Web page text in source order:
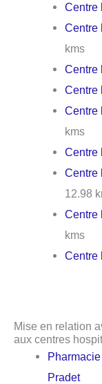
Centre
Centre
kms
Centre
Centre
Centre
kms
Centre
Centre
12.98
Centre
kms
Centre
Mise en relation
aux centres
Pradet